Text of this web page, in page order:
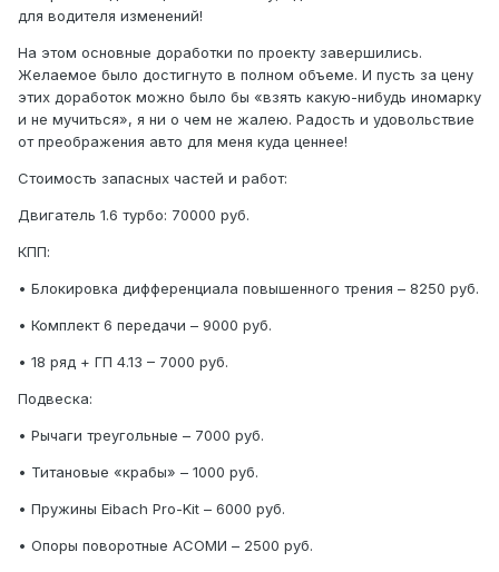
для водителя изменений!
На этом основные доработки по проекту завершились.
Желаемое было достигнуто в полном объеме. И пусть за цену
этих доработок можно было бы «взять какую-нибудь иномарку
и не мучиться», я ни о чем не жалею. Радость и удовольствие
от преображения авто для меня куда ценнее!
Стоимость запасных частей и работ:
Двигатель 1.6 турбо: 70000 руб.
КПП:
• Блокировка дифференциала повышенного трения – 8250 руб.
• Комплект 6 передачи – 9000 руб.
• 18 ряд + ГП 4.13 – 7000 руб.
Подвеска:
• Рычаги треугольные – 7000 руб.
• Титановые «крабы» – 1000 руб.
• Пружины Eibach Pro-Kit – 6000 руб.
• Опоры поворотные АСОМИ – 2500 руб.